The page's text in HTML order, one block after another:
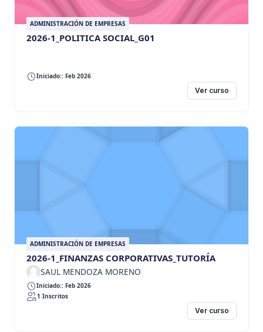
ADMINISTRACIÓN DE EMPRESAS
2026-1_POLITICA SOCIAL_G01
Iniciado:: Feb 2026
Ver curso
ADMINISTRACIÓN DE EMPRESAS
2026-1_FINANZAS CORPORATIVAS_TUTORÍA
SAUL MENDOZA MORENO
Iniciado:: Feb 2026
1 Inscritos
Ver curso